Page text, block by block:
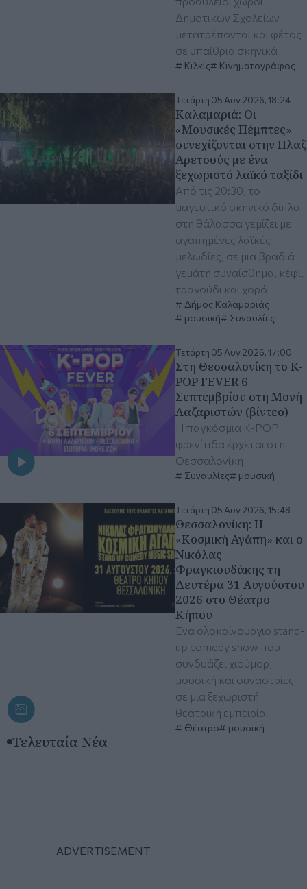
Δημοτικών Σχολείων
μετατρέπονται και φέτος
σε υπαίθρια σκηνικά
Κιλκίς Κινηματογράφος
Τετάρτη 05 Αυγ 2026, 18:24
Καλαμαριά: Οι
«Μουσικές Πέμπτες»
συνεχίζονται στην Πλαζ
Αρετσούς με ένα
ξεχωριστό λαϊκό ταξίδι
Από τις 20:30, το
μαγευτικό σκηνικό δίπλα
στη θάλασσα γεμίζει με
αγαπημένες λαϊκές
μελωδίες, σε μια βραδιά
γεμάτη συναίσθημα, κέφι,
τραγούδι και χορό
Δήμος Καλαμαριάς
μουσική
Συναυλίες
Τετάρτη 05 Αυγ 2026, 17:00
Στη Θεσσαλονίκη το K-
POP FEVER 6
Σεπτεμβρίου στη Μονή
Λαζαριστών (βίντεο)
Η παγκόσμια K-POP
φρενίτιδα έρχεται στη
Θεσσαλονίκη
Συναυλίες μουσική
Τετάρτη 05 Αυγ 2026, 15:48
Θεσσαλονίκη: Η
«Κοσμική Αγάπη» και ο
Νικόλας
Φραγκιουδάκης τη
Δευτέρα 31 Αυγούστου
2026 στο Θέατρο
Κήπου
Eνα ολοκαίνουργιο stand-
up comedy show που
συνδυάζει χιούμορ,
μουσική και συναστρίες
σε μια ξεχωριστή
θεατρική εμπειρία.
Θέατρο μουσική
Τελευταία Νέα